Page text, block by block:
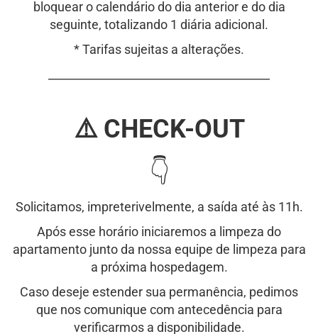
bloquear o calendário do dia anterior e do dia
seguinte, totalizando 1 diária adicional.
* Tarifas sujeitas a alterações.
⚠️ CHECK-OUT
👇
Solicitamos, impreterivelmente, a saída até às 11h.
Após esse horário iniciaremos a limpeza do
apartamento junto da nossa equipe de limpeza para
a próxima hospedagem.
Caso deseje estender sua permanência, pedimos
que nos comunique com antecedência para
verificarmos a disponibilidade.